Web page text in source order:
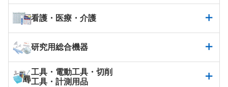
看護・医療・介護
研究用総合機器
工具・電動工具・切削
工具・計測用品